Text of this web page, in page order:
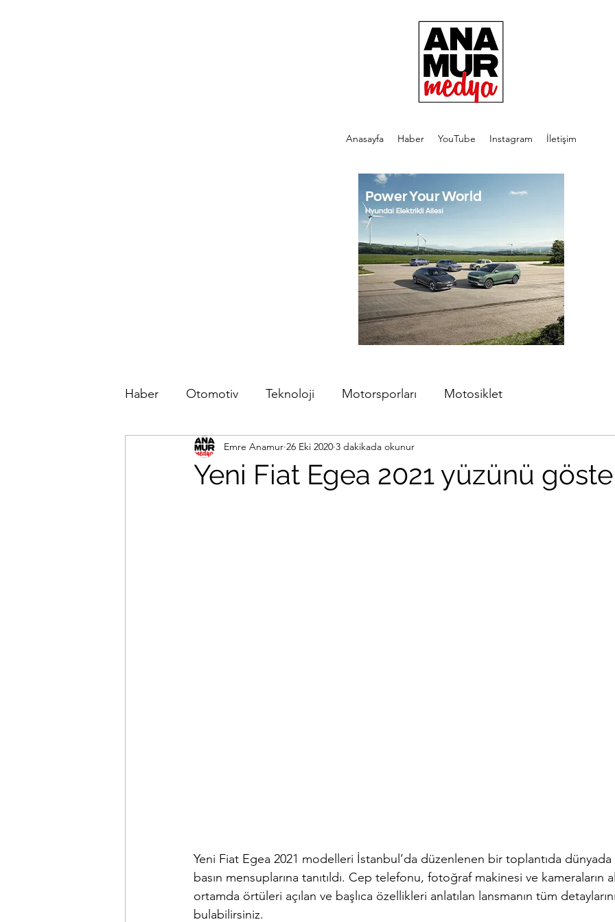
Anasayfa Haber YouTube Instagram İletişim
Haber Otomotiv Teknoloji Motorsporları Motosiklet
Yeni Fiat Egea 2021 yüzünü
Emre Anamur 26 Eki 2020 3 dakikada okunur
Yeni Fiat Egea 2021 modelleri İstanbul’da düzenlenen bir toplantıda
basın mensuplarına tanıtıldı. Cep telefonu, fotoğraf makinesi ve kameraların
ortamda örtüleri açılan ve başlıca özellikleri anlatılan lansmanın tüm
bulabilirsiniz.